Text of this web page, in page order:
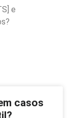
e
casos